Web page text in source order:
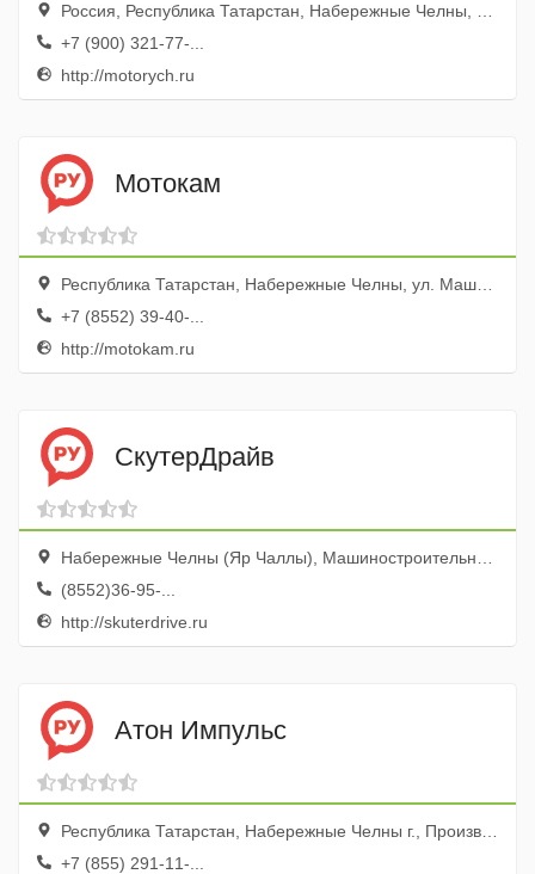
Россия, Республика Татарстан, Набережные Челны, Московский проспект, 104А
+7 (900) 321-77-...
http://motorych.ru
Мотокам
Республика Татарстан, Набережные Челны, ул. Машиностроительная, 11, тер. Саха-Автосервис, бокс № 1, 6
+7 (8552) 39-40-...
http://motokam.ru
СкутерДрайв
Набережные Челны (Яр Чаллы), Машиностроительная улица, 75
(8552)36-95-...
http://skuterdrive.ru
Атон Импульс
Республика Татарстан, Набережные Челны г., Производственный пр-д, 45
+7 (855) 291-11-...